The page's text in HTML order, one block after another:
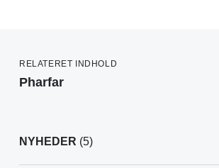
RELATERET INDHOLD
Pharfar
NYHEDER (5)